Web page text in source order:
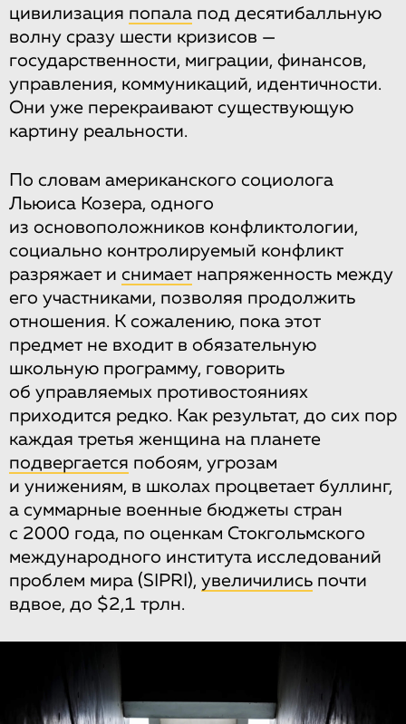
цивилизация попала под десятибалльную
волну сразу шести кризисов —
государственности, миграции, финансов,
управления, коммуникаций, идентичности.
Они уже перекраивают существующую
картину реальности.
По словам американского социолога
Льюиса Козера, одного
из основоположников конфликтологии,
социально контролируемый конфликт
разряжает и снимает напряженность между
его участниками, позволяя продолжить
отношения. К сожалению, пока этот
предмет не входит в обязательную
школьную программу, говорить
об управляемых противостояниях
приходится редко. Как результат, до сих пор
каждая третья женщина на планете
подвергается побоям, угрозам
и унижениям, в школах процветает буллинг,
а суммарные военные бюджеты стран
с 2000 года, по оценкам Стокгольмского
международного института исследований
проблем мира (SIPRI), увеличились почти
вдвое, до $2,1 трлн.